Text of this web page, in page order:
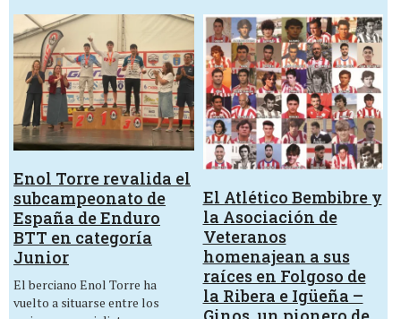
Enol Torre revalida el
subcampeonato de
España de Enduro
BTT en categoría
Junior
El berciano Enol Torre ha
vuelto a situarse entre los
El Atlético Bembibre y
la Asociación de
Veteranos
homenajean a sus
raíces en Folgoso de
la Ribera e Igüeña –